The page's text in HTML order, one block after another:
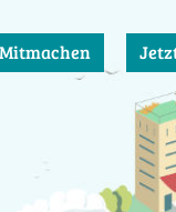
Mitmachen